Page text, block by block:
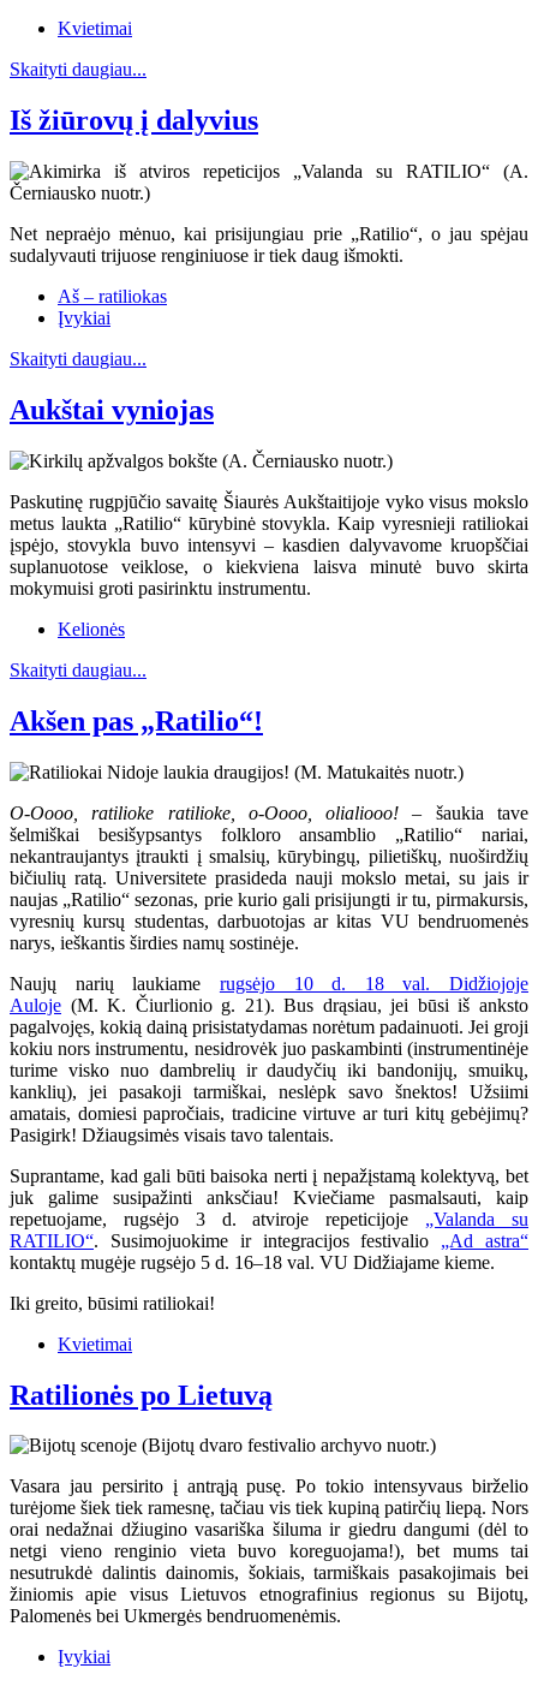
Kvietimai
Skaityti daugiau...
Iš žiūrovų į dalyvius
Net nepraėjo mėnuo, kai prisijungiau prie „Ratilio“, o jau spėjau
sudalyvauti trijuose renginiuose ir tiek daug išmokti.
Aš – ratiliokas
Įvykiai
Skaityti daugiau...
Aukštai vyniojas
Paskutinę rugpjūčio savaitę Šiaurės Aukštaitijoje vyko visus mokslo
metus laukta „Ratilio“ kūrybinė stovykla. Kaip vyresnieji ratiliokai
įspėjo, stovykla buvo intensyvi – kasdien dalyvavome kruopščiai
suplanuotose veiklose, o kiekviena laisva minutė buvo skirta
mokymuisi groti pasirinktu instrumentu.
Kelionės
Skaityti daugiau...
Akšen pas „Ratilio“!
O-Oooo, ratilioke ratilioke, o-Oooo, olialiooo! – šaukia tave
šelmiškai besišypsantys folkloro ansamblio „Ratilio“ nariai,
nekantraujantys įtraukti į smalsių, kūrybingų, pilietiškų, nuoširdžių
bičiulių ratą. Universitete prasideda nauji mokslo metai, su jais ir
naujas „Ratilio“ sezonas, prie kurio gali prisijungti ir tu, pirmakursis,
vyresnių kursų studentas, darbuotojas ar kitas VU bendruomenės
narys, ieškantis širdies namų sostinėje.
Naujų narių laukiame rugsėjo 10 d. 18 val. Didžiojoje
Auloje (M. K. Čiurlionio g. 21). Bus drąsiau, jei būsi iš anksto
pagalvojęs, kokią dainą prisistatydamas norėtum padainuoti. Jei groji
kokiu nors instrumentu, nesidrovėk juo paskambinti (instrumentinėje
turime visko nuo dambrelių ir daudyčių iki bandonijų, smuikų,
kanklių), jei pasakoji tarmiškai, neslėpk savo šnektos! Užsiimi
amatais, domiesi papročiais, tradicine virtuve ar turi kitų gebėjimų?
Pasigirk! Džiaugsimės visais tavo talentais.
Suprantame, kad gali būti baisoka nerti į nepažįstamą kolektyvą, bet
juk galime susipažinti anksčiau! Kviečiame pasmalsauti, kaip
repetuojame, rugsėjo 3 d. atviroje repeticijoje „Valanda su
RATILIO“. Susimojuokime ir integracijos festivalio „Ad astra“
kontaktų mugėje rugsėjo 5 d. 16–18 val. VU Didžiajame kieme.
Iki greito, būsimi ratiliokai!
Kvietimai
Ratilionės po Lietuvą
Vasara jau persirito į antrąją pusę. Po tokio intensyvaus birželio
turėjome šiek tiek ramesnę, tačiau vis tiek kupiną patirčių liepą. Nors
orai nedažnai džiugino vasariška šiluma ir giedru dangumi (dėl to
netgi vieno renginio vieta buvo koreguojama!), bet mums tai
nesutrukdė dalintis dainomis, šokiais, tarmiškais pasakojimais bei
žiniomis apie visus Lietuvos etnografinius regionus su Bijotų,
Palomenės bei Ukmergės bendruomenėmis.
Įvykiai